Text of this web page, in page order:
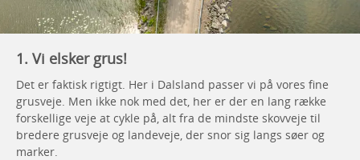
1. Vi elsker grus!
Det er faktisk rigtigt. Her i Dalsland passer vi på vores fine
grusveje. Men ikke nok med det, her er der en lang række
forskellige veje at cykle på, alt fra de mindste skovveje til
bredere grusveje og landeveje, der snor sig langs søer og
marker.